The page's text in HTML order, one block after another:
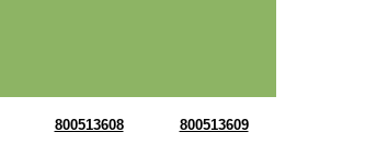
800513608 800513609